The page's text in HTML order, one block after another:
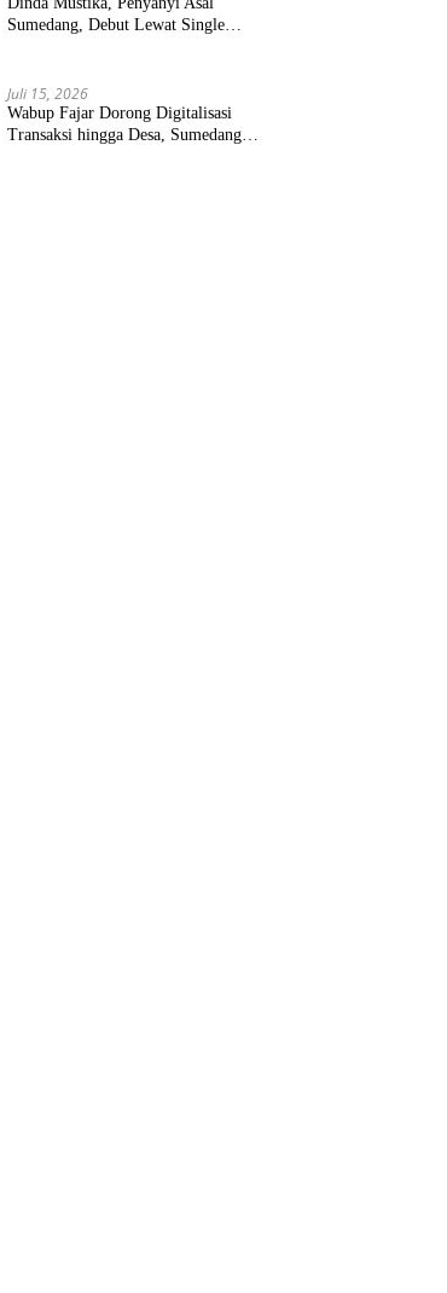
Sumedang, Debut Lewat Single
Juli 15, 2026
Wabup Fajar Dorong Digitalisasi
Transaksi hingga Desa, Sumedang